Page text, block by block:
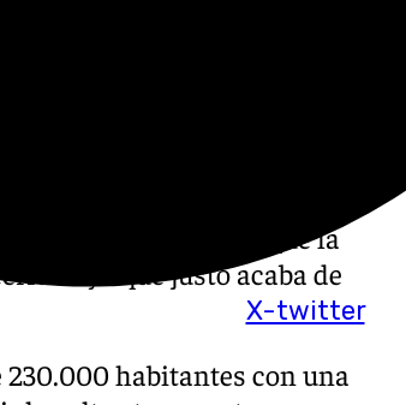
X-twitter
del año con una
preocupación y crítica entre
municipales disponibles para
que durante las
los 40 grados, la capital
piscina municipal de
mientras que la
ya que justo acaba de
230.000 habitantes con una